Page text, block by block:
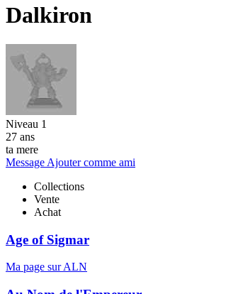
Dalkiron
Niveau 1
27 ans
ta mere
Message Ajouter comme ami
Collections
Vente
Achat
Age of Sigmar
Ma page sur ALN